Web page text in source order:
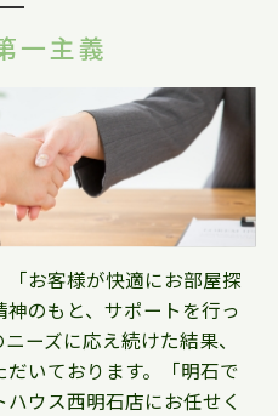
一主義
お客様が快適にお部屋探
のもと、サポートを行っ
ーズに応え続けた結果、
いております。「明石で
ウス西明石店にお任せく